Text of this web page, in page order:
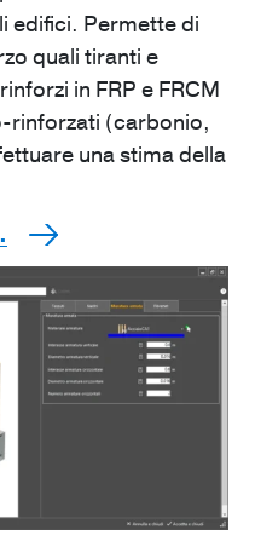
di strutture
dei
edifici. Permette di
quali tiranti e
in FRP e FRCM
rinforzati (carbonio,
una stima della